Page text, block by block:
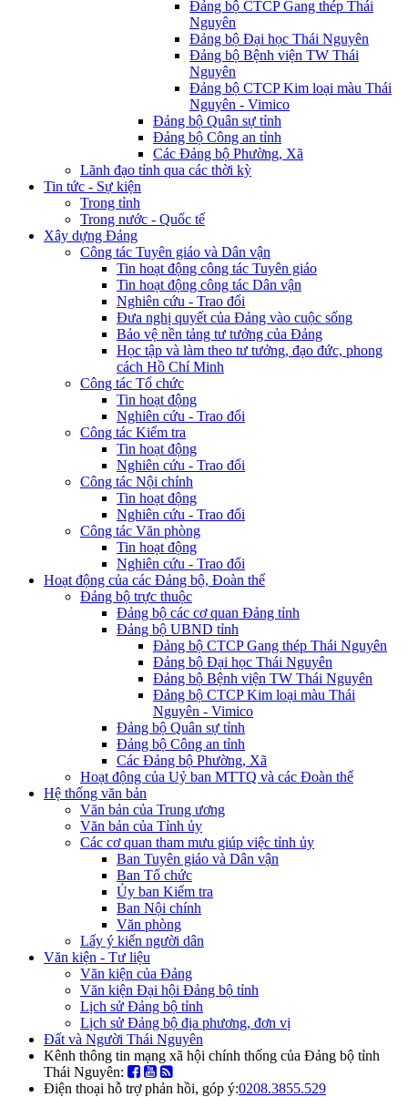
Đảng bộ CTCP Gang thép Thái
Nguyên
Đảng bộ Đại học Thái Nguyên
Đảng bộ Bệnh viện TW Thái
Nguyên
Đảng bộ CTCP Kim loại màu Thái
Nguyên - Vimico
Đảng bộ Quân sự tỉnh
Đảng bộ Công an tỉnh
Các Đảng bộ Phường, Xã
Lãnh đạo tỉnh qua các thời kỳ
Tin tức - Sự kiện
Trong tỉnh
Trong nước - Quốc tế
Xây dựng Đảng
Công tác Tuyên giáo và Dân vận
Tin hoạt động công tác Tuyên giáo
Tin hoạt động công tác Dân vận
Nghiên cứu - Trao đổi
Đưa nghị quyết của Đảng vào cuộc sống
Bảo vệ nền tảng tư tưởng của Đảng
Học tập và làm theo tư tưởng, đạo đức, phong
cách Hồ Chí Minh
Công tác Tổ chức
Tin hoạt động
Nghiên cứu - Trao đổi
Công tác Kiểm tra
Tin hoạt động
Nghiên cứu - Trao đổi
Công tác Nội chính
Tin hoạt động
Nghiên cứu - Trao đổi
Công tác Văn phòng
Tin hoạt động
Nghiên cứu - Trao đổi
Hoạt động của các Đảng bộ, Đoàn thể
Đảng bộ trực thuộc
Đảng bộ các cơ quan Đảng tỉnh
Đảng bộ UBND tỉnh
Đảng bộ CTCP Gang thép Thái Nguyên
Đảng bộ Đại học Thái Nguyên
Đảng bộ Bệnh viện TW Thái Nguyên
Đảng bộ CTCP Kim loại màu Thái
Nguyên - Vimico
Đảng bộ Quân sự tỉnh
Đảng bộ Công an tỉnh
Các Đảng bộ Phường, Xã
Hoạt động của Uỷ ban MTTQ và các Đoàn thể
Hệ thống văn bản
Văn bản của Trung ương
Văn bản của Tỉnh ủy
Các cơ quan tham mưu giúp việc tỉnh ủy
Ban Tuyên giáo và Dân vận
Ban Tổ chức
Ủy ban Kiểm tra
Ban Nội chính
Văn phòng
Lấy ý kiến người dân
Văn kiện - Tư liệu
Văn kiện của Đảng
Văn kiện Đại hội Đảng bộ tỉnh
Lịch sử Đảng bộ tỉnh
Lịch sử Đảng bộ địa phương, đơn vị
Đất và Người Thái Nguyên
Kênh thông tin mạng xã hội chính thống của Đảng bộ tỉnh
Thái Nguyên:
Điện thoại hỗ trợ phản hồi, góp ý:0208.3855.529